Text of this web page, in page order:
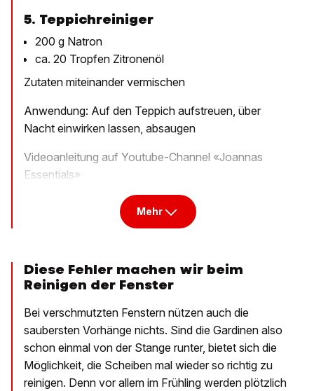
5. Teppichreiniger
200 g Natron
ca. 20 Tropfen Zitronenöl
Zutaten miteinander vermischen
Anwendung: Auf den Teppich aufstreuen, über
Nacht einwirken lassen, absaugen
Videoanleitung auf Youtube-Channel «Joannas
Essentials»
Mehr
Diese Fehler machen wir beim
Reinigen der Fenster
Bei verschmutzten Fenstern nützen auch die
saubersten Vorhänge nichts. Sind die Gardinen also
schon einmal von der Stange runter, bietet sich die
Möglichkeit, die Scheiben mal wieder so richtig zu
reinigen. Denn vor allem im Frühling werden plötzlich